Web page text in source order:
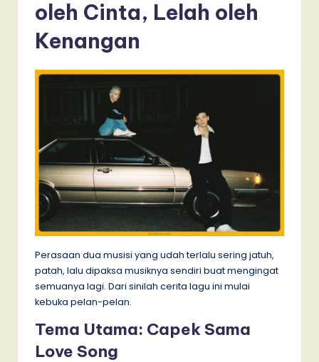
oleh Cinta, Lelah oleh
Kenangan
Perasaan dua musisi yang udah terlalu sering jatuh,
patah, lalu dipaksa musiknya sendiri buat mengingat
semuanya lagi. Dari sinilah cerita lagu ini mulai
kebuka pelan-pelan.
Tema Utama: Capek Sama
Love Song